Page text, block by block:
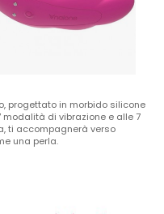
progettato in morbido silicone
modalità di vibrazione e alle 7
ti accompagnerà verso
una perla.